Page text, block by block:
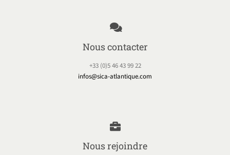
Nous contacter
+33 (0)5 46 43 99 22
infos@sica-atlantique.com
Nous rejoindre